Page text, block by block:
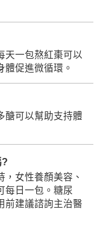
天一包熬紅棗可以
體促進微循環。
醣可以幫助支持體
?
女性養顏美容、
每日一包。糖尿
前建議諮詢主治醫